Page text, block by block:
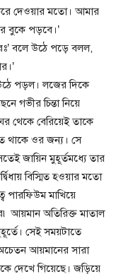
দেওয়ার মতো। আমার
বুকে পড়বে।’
বলে উঠে পড়ে বলল,
পড়ল। লজের দিকে
গভীর চিন্তা নিয়ে
থেকে বেরিয়েই তাকে
থাকে ওর জন্য। সে
জায়িন মুহূর্তমধ্যে তার
বিস্মিত হওয়ার মতো
পারফিউম মাখিয়ে
আয়মান অতিরিক্ত মাতাল
সেই সময়টাতে
আয়মানের সারা
দেখে গিয়েছে। জড়িয়ে